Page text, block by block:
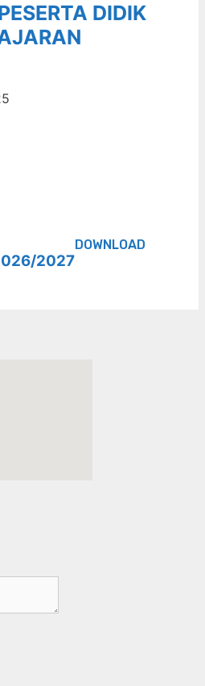
DIDIK
2027
DOWNLOAD